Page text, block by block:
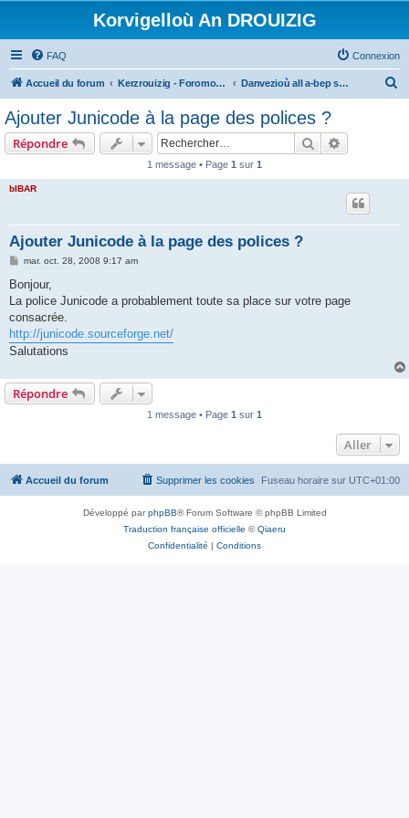
Korvigelloù An DROUIZIG
FAQ Connexion
Accueil du forum Kerzrouizig - Foromoù An Drouizig Danvezioù all a-bep seurt
Ajouter Junicode à la page des polices ?
Répondre Rechercher
1 message • Page 1 sur 1
bIBAR
Ajouter Junicode à la page des polices ?
M
s
a
g
mar. oct. 28, 2008 9:17 am
Bonjour,
La police Junicode a probablement toute sa place sur votre page
consacrée.
http://junicode.sourceforge.net/
Salutations
Répondre
1 message • Page 1 sur 1
Aller
Accueil du forum Fuseau horaire sur UTC+01:00
Supprimer les cookies
Développé parphpBB® Forum Software © phpBB Limited
Traduction française officielle ©Qiaeru
Confidentialité | Conditions